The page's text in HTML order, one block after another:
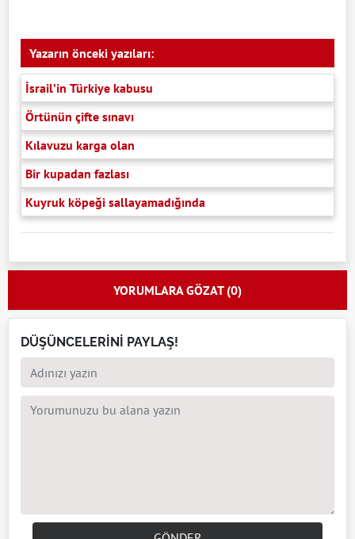
Yazarın önceki yazıları:
İsrail’in Türkiye kabusu
Örtünün çifte sınavı
Kılavuzu karga olan
Bir kupadan fazlası
Kuyruk köpeği sallayamadığında
YORUMLARA GÖZAT (0)
DÜŞÜNCELERİNİ PAYLAŞ!